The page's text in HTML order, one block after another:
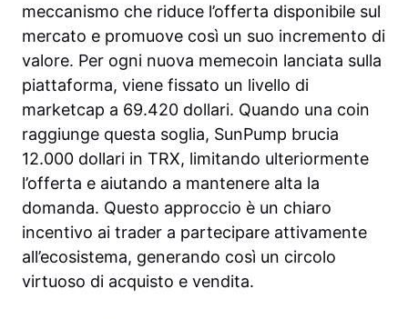
meccanismo che riduce l’offerta disponibile sul
mercato e promuove così un suo incremento di
valore. Per ogni nuova memecoin lanciata sulla
piattaforma, viene fissato un livello di
marketcap a 69.420 dollari. Quando una coin
raggiunge questa soglia, SunPump brucia
12.000 dollari in TRX, limitando ulteriormente
l’offerta e aiutando a mantenere alta la
domanda. Questo approccio è un chiaro
incentivo ai trader a partecipare attivamente
all’ecosistema, generando così un circolo
virtuoso di acquisto e vendita.